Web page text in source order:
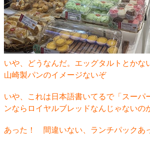
いや、どうなんだ。エッグタルトとかな
山崎製パンのイメージないぞ
いや、これは日本語書いてるで「スー
ンならロイヤルブレッドなんじゃないの
あった！ 間違いない、ランチパックあ